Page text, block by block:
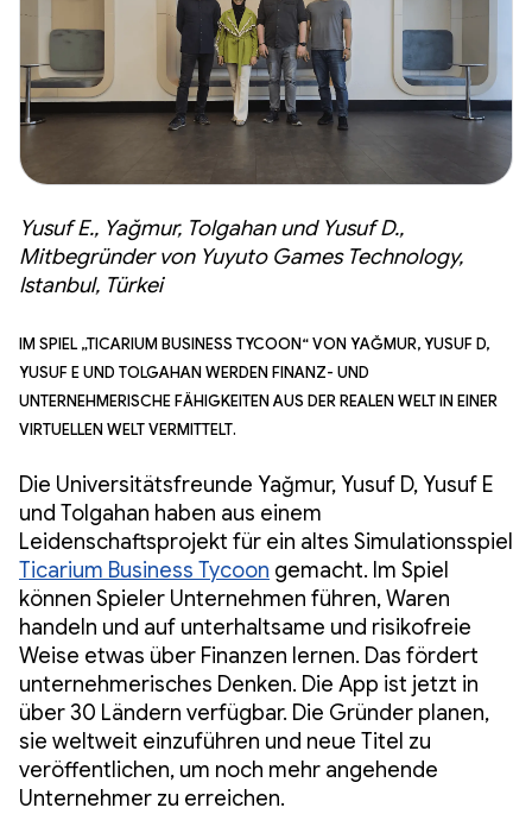
Yusuf E., Yağmur, Tolgahan und Yusuf D.,
Mitbegründer von Yuyuto Games Technology,
Istanbul, Türkei
Im Spiel „Ticarium Business Tycoon“ von Yağmur, Yusuf D,
Yusuf E und Tolgahan werden Finanz- und
unternehmerische Fähigkeiten aus der realen Welt in einer
virtuellen Welt vermittelt.
Die Universitätsfreunde Yağmur, Yusuf D, Yusuf E
und Tolgahan haben aus einem
Leidenschaftsprojekt für ein altes Simulationsspiel
Ticarium Business Tycoon gemacht. Im Spiel
können Spieler Unternehmen führen, Waren
handeln und auf unterhaltsame und risikofreie
Weise etwas über Finanzen lernen. Das fördert
unternehmerisches Denken. Die App ist jetzt in
über 30 Ländern verfügbar. Die Gründer planen,
sie weltweit einzuführen und neue Titel zu
veröffentlichen, um noch mehr angehende
Unternehmer zu erreichen.